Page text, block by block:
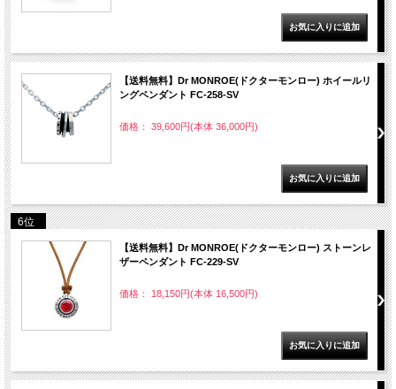
【送料無料】Dr MONROE(ドクターモンロー) ホイールリ
ングペンダント FC-258-SV
価格： 39,600円(本体 36,000円)
6位
【送料無料】Dr MONROE(ドクターモンロー) ストーンレ
ザーペンダント FC-229-SV
価格： 18,150円(本体 16,500円)